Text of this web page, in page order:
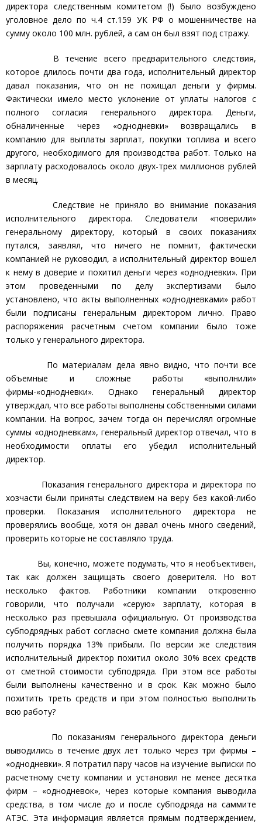
директора следственным комитетом (!) было возбуждено
уголовное дело по ч.4 ст.159 УК РФ о мошенничестве на
сумму около 100 млн. рублей, а сам он был взят под стражу.
В течение всего предварительного следствия,
которое длилось почти два года, исполнительный директор
давал показания, что он не похищал деньги у фирмы.
Фактически имело место уклонение от уплаты налогов с
полного согласия генерального директора. Деньги,
обналиченные через «однодневки» возвращались в
компанию для выплаты зарплат, покупки топлива и всего
другого, необходимого для производства работ. Только на
зарплату расходовалось около двух-трех миллионов рублей
в месяц.
Следствие не приняло во внимание показания
исполнительного директора. Следователи «поверили»
генеральному директору, который в своих показаниях
путался, заявлял, что ничего не помнит, фактически
компанией не руководил, а исполнительный директор вошел
к нему в доверие и похитил деньги через «однодневки». При
этом проведенными по делу экспертизами было
установлено, что акты выполненных «однодневками» работ
были подписаны генеральным директором лично. Право
распоряжения расчетным счетом компании было тоже
только у генерального директора.
По материалам дела явно видно, что почти все
объемные и сложные работы «выполнили»
фирмы-«однодневки». Однако генеральный директор
утверждал, что все работы выполнены собственными силами
компании. На вопрос, зачем тогда он перечислял огромные
суммы «однодневкам», генеральный директор отвечал, что в
необходимости оплаты его убедил исполнительный
директор.
Показания генерального директора и директора по
хозчасти были приняты следствием на веру без какой-либо
проверки. Показания исполнительного директора не
проверялись вообще, хотя он давал очень много сведений,
проверить которые не составляло труда.
Вы, конечно, можете подумать, что я необъективен,
так как должен защищать своего доверителя. Но вот
несколько фактов. Работники компании откровенно
говорили, что получали «серую» зарплату, которая в
несколько раз превышала официальную. От производства
субподрядных работ согласно смете компания должна была
получить порядка 13% прибыли. По версии же следствия
исполнительный директор похитил около 30% всех средств
от сметной стоимости субподряда. При этом все работы
были выполнены качественно и в срок. Как можно было
похитить треть средств и при этом полностью выполнить
всю работу?
По показаниям генерального директора деньги
выводились в течение двух лет только через три фирмы –
«однодневки». Я потратил пару часов на изучение выписки по
расчетному счету компании и установил не менее десятка
фирм – «однодневок», через которые компания выводила
средства, в том числе до и после субподряда на саммите
АТЭС. Эта информация является прямым подтверждением,